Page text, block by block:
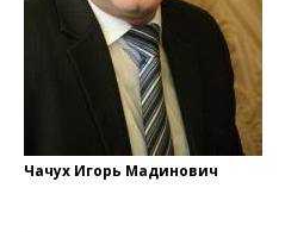
Чачух Игорь Мадинович